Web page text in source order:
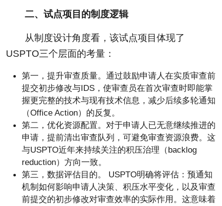
二、试点项目的制度逻辑
从制度设计角度看，该试点项目体现了
USPTO三个层面的考量：
第一，提升审查质量。通过鼓励申请人在实质审查前
提交初步修改与IDS，使审查员在首次审查时即能掌
握更完整的技术与现有技术信息，减少后续多轮通知
（Office Action）的反复。
第二，优化资源配置。对于申请人已无意继续推进的
申请，提前清出审查队列，可避免审查资源浪费。这
与USPTO近年来持续关注的积压治理（backlog
reduction）方向一致。
第三，数据评估目的。 USPTO明确将评估：预通知
机制如何影响申请人决策、积压水平变化，以及审查
前提交的初步修改对审查效率的实际作用。这意味着